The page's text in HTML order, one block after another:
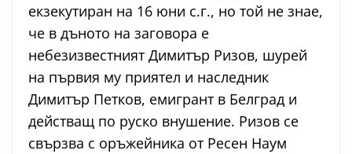
екзекутиран на 16 юни с.г., но той не знае,
че в дъното на заговора е
небезизвестният Димитър Ризов, шурей
на първия му приятел и наследник
Димитър Петков, емигрант в Белград и
действащ по руско внушение. Ризов се
свързва с оръжейника от Ресен Наум